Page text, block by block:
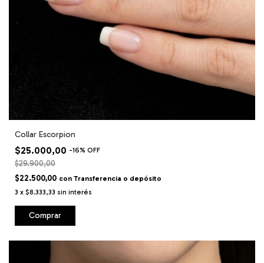
Collar Escorpion
$25.000,00 -16% OFF
$29.900,00
$22.500,00 con Transferencia o depósito
3 x $8.333,33 sin interés
Comprar